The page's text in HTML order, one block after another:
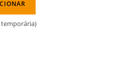
temporária)